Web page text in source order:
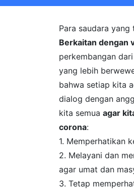
Para saudara
Berkaitan dengan
perkembangan
yang lebih
bahwa setiap kita
dialog dengan
kita semua agar
corona:
1. Memperhatikan
2. Melayani dan
agar umat dan
3. Tetap